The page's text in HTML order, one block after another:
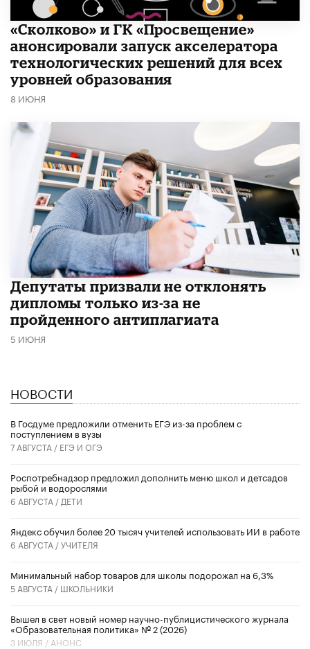
«Сколково» и ГК «Просвещение»
анонсировали запуск акселератора
технологических решений для всех
уровней образования
8 ИЮНЯ
Депутаты призвали не отклонять
дипломы только из-за не
пройденного антиплагиата
5 ИЮНЯ
НОВОСТИ
В Госдуме предложили отменить ЕГЭ из-за проблем с
поступлением в вузы
7 АВГУСТА / ЕГЭ И ОГЭ
Роспотребнадзор предложил дополнить меню школ и детсадов
рыбой и водорослями
6 АВГУСТА / ДЕТИ
​Яндекс обучил более 20 тысяч учителей использовать ИИ в работе
6 АВГУСТА /УЧИТЕЛЯ
Минимальный набор товаров для школы подорожал на 6,3%
5 АВГУСТА / ШКОЛЬНИКИ
Вышел в свет новый номер научно-публицистического журнала
«Образовательная политика» № 2 (2026)
3 ИЮЛЯ / АНОНС